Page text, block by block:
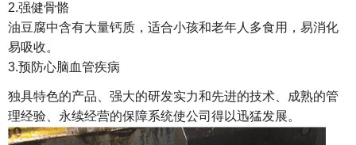
2.强健骨骼
油豆腐中含有大量钙质，适合小孩和老年人多食用，易消化
易吸收。
3.预防心脑血管疾病
独具特色的产品、强大的研发实力和先进的技术、成熟的管
理经验、永续经营的保障系统使公司得以迅猛发展。